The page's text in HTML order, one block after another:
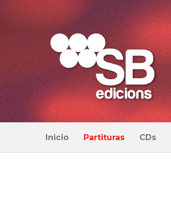
Inicio Partituras CDs